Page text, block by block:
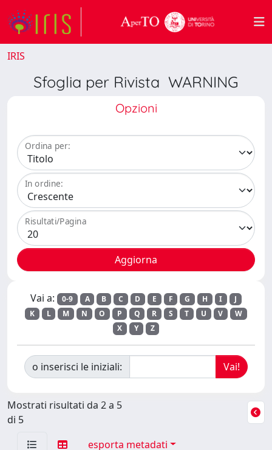
IRIS
Sfoglia per Rivista WARNING
Opzioni
Ordina per:
In ordine:
Risultati/Pagina
Vai a: 0-9 A B C D E F G H I
J
K
L M N O P Q R S T U V
W
X
Y Z
o inserisci le iniziali:
Mostrati risultati da 2 a 5
di 5
esporta metadati